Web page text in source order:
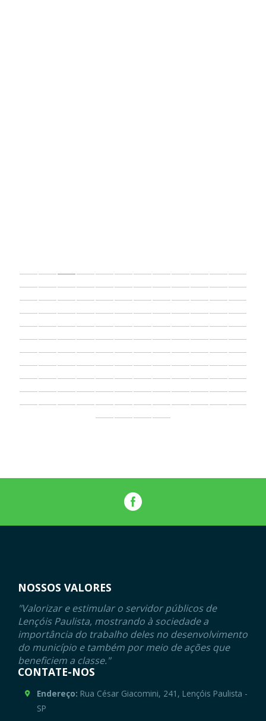
NOSSOS VALORES
"Valorizar e estimular o servidor públicos de
Lençóis Paulista, mostrando à sociedade a
importância do trabalho deles no desenvolvimento
do município e também por meio de ações que
beneficiem a classe."
CONTATE-NOS
Endereço: Rua César Giacomini, 241, Lençóis Paulista -
SP